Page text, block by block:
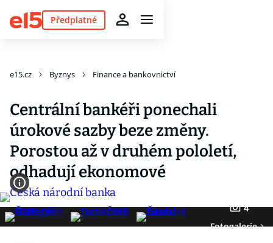
Předplatné
e15.cz Byznys Finance a bankovnictví
Centrální bankéři ponechali
úrokové sazby beze změny.
Porostou až v druhém pololetí,
odhadují ekonomové
4
Fotogalerie